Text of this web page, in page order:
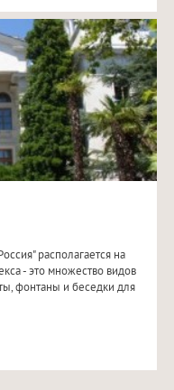
располагается на
- это множество видов
фонтаны и беседки для